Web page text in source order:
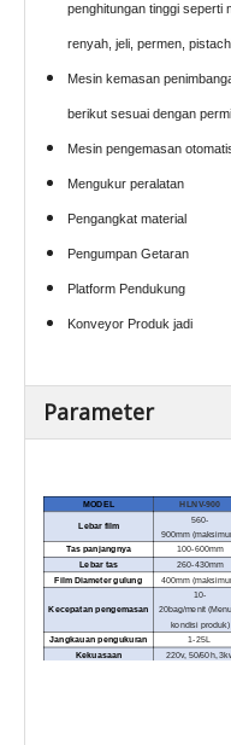
penghitungan tinggi seperti
renyah, jeli, permen,
Mesin kemasan
berikut sesuai dengan
Mesin pengemasan
Mengukur peralatan
Pengangkat material
Pengumpan Getaran
Platform Pendukung
Konveyor Produk jadi
Parameter
MODEL HLNV-900
Lebar film
560-
900mm
Tas panjangnya
100-600mm
Lebar tas
260-430mm
Film Diameter gulung 400mm
Kecepatan pengemasan
10-
20bag/menit
kondisi produk)
Jangkauan pengukuran
1-25L
Kekuasaan
220v, 50/60h,